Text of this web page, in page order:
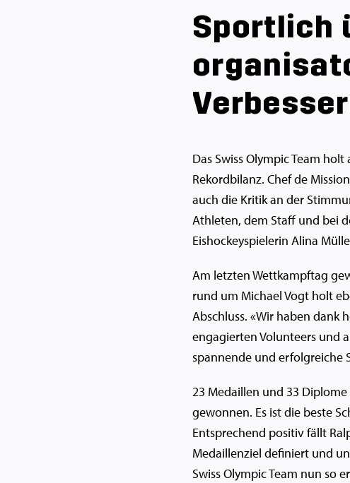
Sportlich
Das Swiss Olympic Team
Rekordbilanz. Chef de
auch die Kritik an der
Athleten, dem Staff und bei
Eishockeyspielerin Alina
Am letzten Wettkampftag
rund um Michael Vogt holt
Abschluss. «Wir haben dank
engagierten Volunteers und
spannende und erfolgreiche
23 Medaillen und 33
gewonnen. Es ist die beste
Entsprechend positiv fällt
Medaillenziel definiert und
Swiss Olympic Team nun so